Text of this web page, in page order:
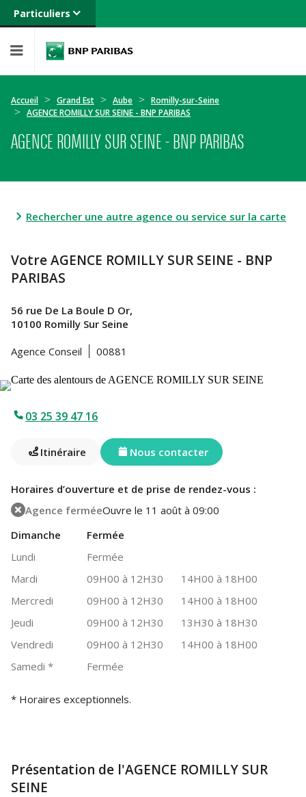
Particuliers
Banque privée
Entreprises
Accueil Grand Est Aube
Romilly-sur-Seine
AGENCE ROMILLY SUR SEINE - BNP PARIBAS
AGENCE ROMILLY SUR SEINE - BNP PARIBAS
Rechercher une autre agence ou service sur la carte
Votre AGENCE ROMILLY SUR SEINE - BNP
PARIBAS
56 rue De La Boule D Or,
10100 Romilly Sur Seine
Agence Conseil
00881
03 25 39 47 16
Itinéraire Nous contacter
Horaires d’ouverture et de prise de rendez-vous :
Agence ferméeOuvre le 11 août à 09:00
Dimanche
Fermée
Lundi
Fermée
Mardi
09H00 à 12H30
14H00 à 18H00
Mercredi
09H00 à 12H30
14H00 à 18H00
Jeudi
09H00 à 12H30
13H30 à 18H30
Vendredi
09H00 à 12H30
14H00 à 18H00
Samedi * Fermée
* Horaires exceptionnels.
Présentation de l'AGENCE ROMILLY SUR
SEINE